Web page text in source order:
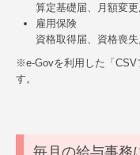
算定基礎届、月額変
雇用保険
資格取得届、資格喪
※e-Govを利用した「CSV
す。
毎月の給与事務